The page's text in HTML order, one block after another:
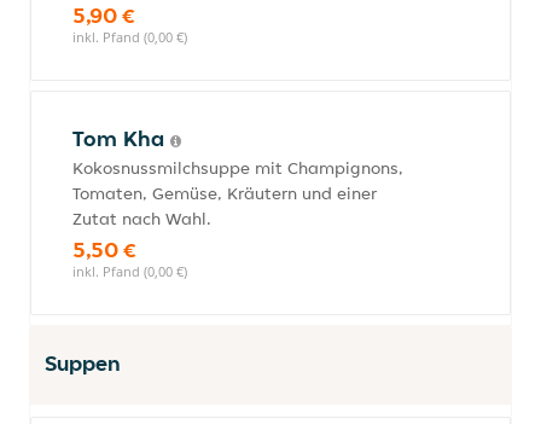
5,90 €
inkl. Pfand (0,00 €)
Tom Kha
Kokosnussmilchsuppe mit Champignons,
Tomaten, Gemüse, Kräutern und einer
Zutat nach Wahl.
5,50 €
inkl. Pfand (0,00 €)
Suppen